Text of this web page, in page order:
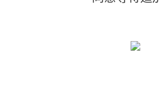
恩沛科技股份有限公司將有權停止該用戶之